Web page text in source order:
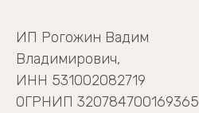
ИП Рогожин Вадим
Владимирович,
ИНН 531002082719
ОГРНИП 320784700169365